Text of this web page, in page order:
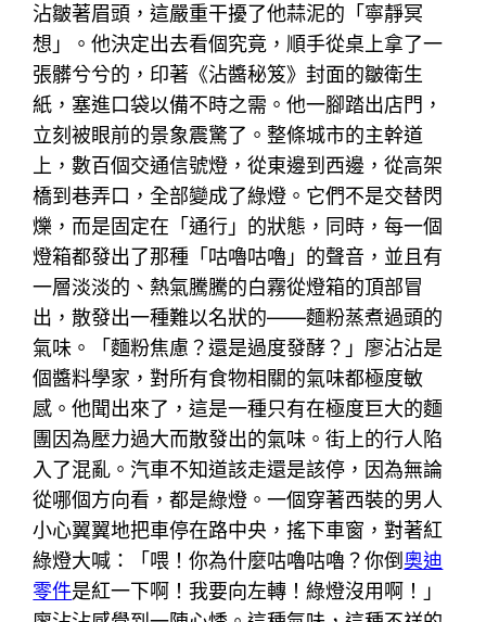
沾皺著眉頭，這嚴重干擾了他蒜泥的「寧靜冥
想」。他決定出去看個究竟，順手從桌上拿了一
張髒兮兮的，印著《沾醬秘笈》封面的皺衛生
紙，塞進口袋以備不時之需。他一腳踏出店門，
立刻被眼前的景象震驚了。整條城市的主幹道
上，數百個交通信號燈，從東邊到西邊，從高架
橋到巷弄口，全部變成了綠燈。它們不是交替閃
爍，而是固定在「通行」的狀態，同時，每一個
燈箱都發出了那種「咕嚕咕嚕」的聲音，並且有
一層淡淡的、熱氣騰騰的白霧從燈箱的頂部冒
出，散發出一種難以名狀的——麵粉蒸煮過頭的
氣味。「麵粉焦慮？還是過度發酵？」廖沾沾是
個醬料學家，對所有食物相關的氣味都極度敏
感。他聞出來了，這是一種只有在極度巨大的麵
團因為壓力過大而散發出的氣味。街上的行人陷
入了混亂。汽車不知道該走還是該停，因為無論
從哪個方向看，都是綠燈。一個穿著西裝的男人
小心翼翼地把車停在路中央，搖下車窗，對著紅
綠燈大喊：「喂！你為什麼咕嚕咕嚕？你倒 奧迪
零件是紅一下啊！我要向左轉！綠燈沒用啊！」